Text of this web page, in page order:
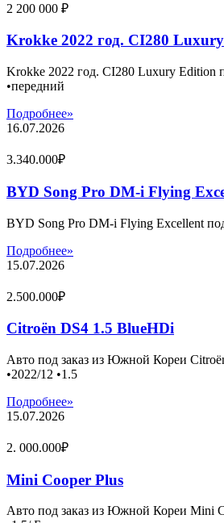
2 200 000 ₽
Krokke 2022 год. CI280
Krokke 2022 год. CI280 Luxury Edition
•передний
Подробнее»
16.07.2026
3.340.000₽
BYD Song Pro DM-i Flying
BYD Song Pro DM-i Flying Excellent под
Подробнее»
15.07.2026
2.500.000₽
Citroën DS4 1.5 BlueHDi
Авто под заказ из Южной Кореи
•2022/12 •1.5
Подробнее»
15.07.2026
2. 000.000₽
Mini Cooper Plus
Авто под заказ из Южной Кореи Mini